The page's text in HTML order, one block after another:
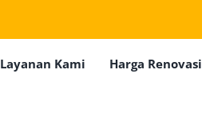
Layanan Kami Harga Renovasi